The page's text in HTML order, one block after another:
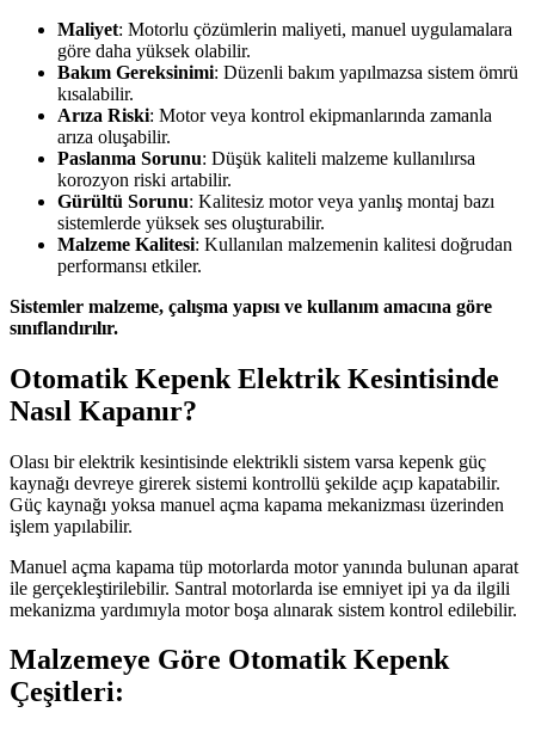
Maliyet: Motorlu çözümlerin maliyeti, manuel uygulamalara
göre daha yüksek olabilir.
Bakım Gereksinimi: Düzenli bakım yapılmazsa sistem ömrü
kısalabilir.
Arıza Riski: Motor veya kontrol ekipmanlarında zamanla
arıza oluşabilir.
Paslanma Sorunu: Düşük kaliteli malzeme kullanılırsa
korozyon riski artabilir.
Gürültü Sorunu: Kalitesiz motor veya yanlış montaj bazı
sistemlerde yüksek ses oluşturabilir.
Malzeme Kalitesi: Kullanılan malzemenin kalitesi doğrudan
performansı etkiler.
Sistemler malzeme, çalışma yapısı ve kullanım amacına göre
sınıflandırılır.
Otomatik Kepenk Elektrik Kesintisinde
Nasıl Kapanır?
Olası bir elektrik kesintisinde elektrikli sistem varsa kepenk güç
kaynağı devreye girerek sistemi kontrollü şekilde açıp kapatabilir.
Güç kaynağı yoksa manuel açma kapama mekanizması üzerinden
işlem yapılabilir.
Manuel açma kapama tüp motorlarda motor yanında bulunan aparat
ile gerçekleştirilebilir. Santral motorlarda ise emniyet ipi ya da ilgili
mekanizma yardımıyla motor boşa alınarak sistem kontrol edilebilir.
Malzemeye Göre Otomatik Kepenk
Çeşitleri: